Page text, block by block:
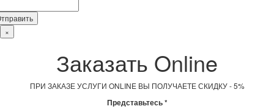
×
Заказать Online
ПРИ ЗАКАЗЕ УСЛУГИ ONLINE ВЫ ПОЛУЧАЕТЕ СКИДКУ - 5%
Представьтесь *